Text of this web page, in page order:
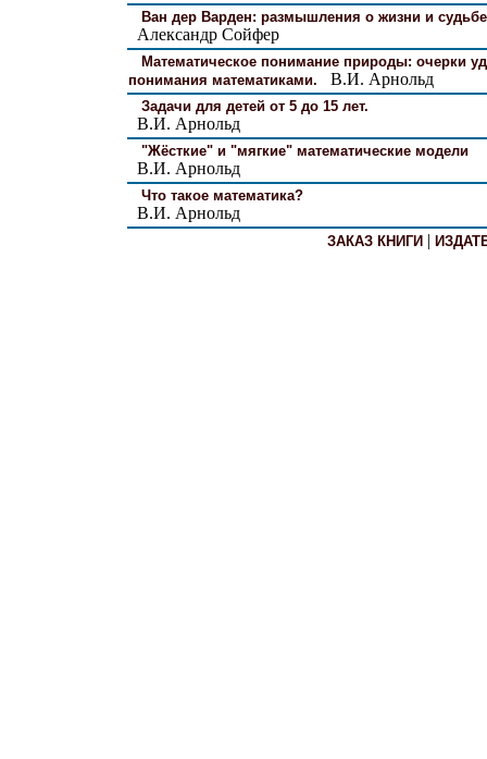
Ван дер Варден: размышления о жизни и
Александр Сойфер
Математическое понимание природы: очерки
понимания математиками.
В.И. Арнольд
Задачи для детей от 5 до 15 лет.
В.И. Арнольд
"Жёсткие" и "мягкие" математические модели
В.И. Арнольд
Что такое математика?
В.И. Арнольд
ЗАКАЗ КНИГИ|